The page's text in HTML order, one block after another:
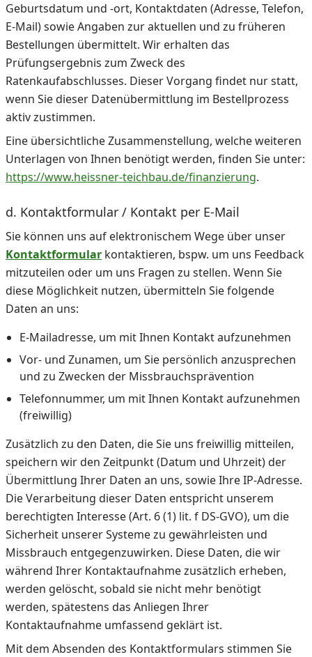
Geburtsdatum und -ort, Kontaktdaten (Adresse, Telefon,
E-Mail) sowie Angaben zur aktuellen und zu früheren
Bestellungen übermittelt. Wir erhalten das
Prüfungsergebnis zum Zweck des
Ratenkaufabschlusses. Dieser Vorgang findet nur statt,
wenn Sie dieser Datenübermittlung im Bestellprozess
aktiv zustimmen.
Eine übersichtliche Zusammenstellung, welche weiteren
Unterlagen von Ihnen benötigt werden, finden Sie unter:
https://www.heissner-teichbau.de/finanzierung.
d. Kontaktformular / Kontakt per E-Mail
Sie können uns auf elektronischem Wege über unser
Kontaktformular kontaktieren, bspw. um uns Feedback
mitzuteilen oder um uns Fragen zu stellen. Wenn Sie
diese Möglichkeit nutzen, übermitteln Sie folgende
Daten an uns:
E-Mailadresse, um mit Ihnen Kontakt aufzunehmen
Vor- und Zunamen, um Sie persönlich anzusprechen
und zu Zwecken der Missbrauchsprävention
Telefonnummer, um mit Ihnen Kontakt aufzunehmen
(freiwillig)
Zusätzlich zu den Daten, die Sie uns freiwillig mitteilen,
speichern wir den Zeitpunkt (Datum und Uhrzeit) der
Übermittlung Ihrer Daten an uns, sowie Ihre IP-Adresse.
Die Verarbeitung dieser Daten entspricht unserem
berechtigten Interesse (Art. 6 (1) lit. f DS-GVO), um die
Sicherheit unserer Systeme zu gewährleisten und
Missbrauch entgegenzuwirken. Diese Daten, die wir
während Ihrer Kontaktaufnahme zusätzlich erheben,
werden gelöscht, sobald sie nicht mehr benötigt
werden, spätestens das Anliegen Ihrer
Kontaktaufnahme umfassend geklärt ist.
Mit dem Absenden des Kontaktformulars stimmen Sie